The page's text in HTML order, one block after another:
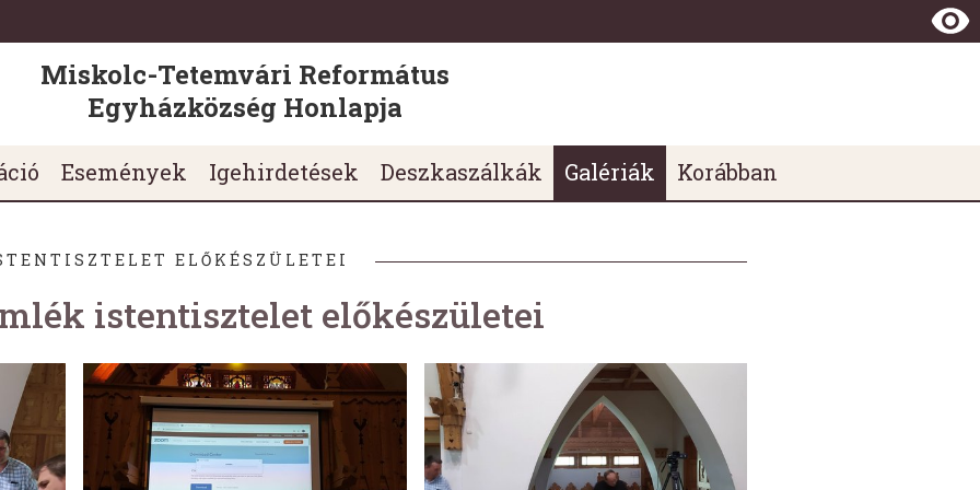
Miskolc-Tetemvári Református
Egyházközség Honlapja
Események Igehirdetések Deszkaszálkák Galériák Korábban
ELŐKÉSZÜLETEI
istentisztelet előkészületei